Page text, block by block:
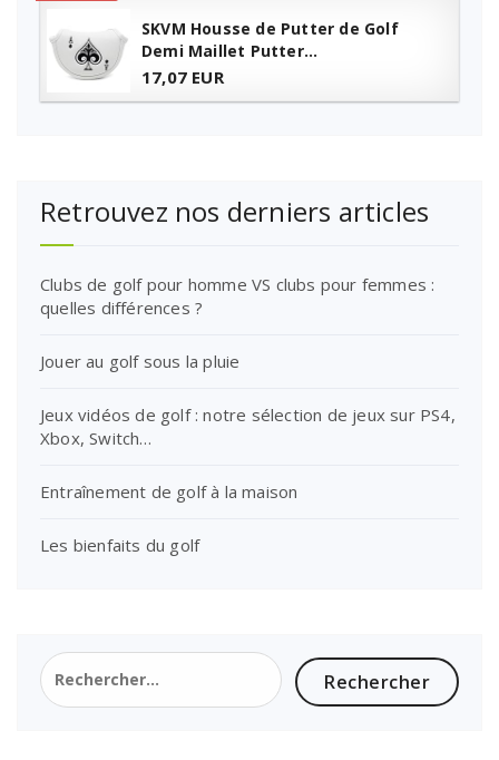
SKVM Housse de Putter de Golf
Demi Maillet Putter...
17,07 EUR
Retrouvez nos derniers articles
Clubs de golf pour homme VS clubs pour femmes :
quelles différences ?
Jouer au golf sous la pluie
Jeux vidéos de golf : notre sélection de jeux sur PS4,
Xbox, Switch…
Entraînement de golf à la maison
Les bienfaits du golf
Rechercher :